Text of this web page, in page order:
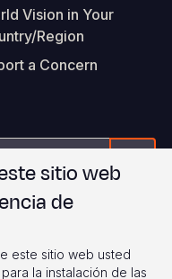
Vision in Your
Region
a Concern
& Conditions
sitio web
de
este sitio web usted
la instalación de las